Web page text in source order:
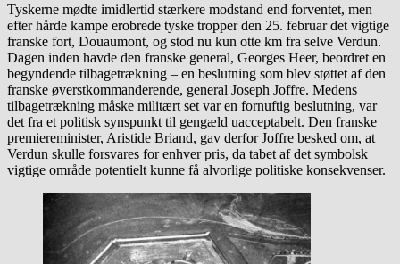
Tyskerne mødte imidlertid stærkere modstand end forventet, men
efter hårde kampe erobrede tyske tropper den 25. februar det vigtige
franske fort, Douaumont, og stod nu kun otte km fra selve Verdun.
Dagen inden havde den franske general, Georges Heer, beordret en
begyndende tilbagetrækning – en beslutning som blev støttet af den
franske øverstkommanderende, general Joseph Joffre. Medens
tilbagetrækning måske militært set var en fornuftig beslutning, var
det fra et politisk synspunkt til gengæld uacceptabelt. Den franske
premiereminister, Aristide Briand, gav derfor Joffre besked om, at
Verdun skulle forsvares for enhver pris, da tabet af det symbolsk
vigtige område potentielt kunne få alvorlige politiske konsekvenser.